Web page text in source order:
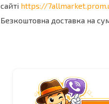
сайті https://
Безкоштовна доставка на